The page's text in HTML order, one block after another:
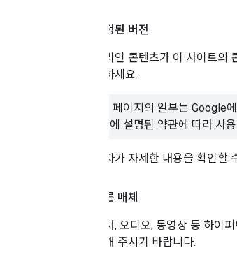
수정된 버전
온라인 콘텐츠가 이 사이트의
함하세요.
이 페이지의 일부는 Google
에 설명된 약관에 따라 사
독자가 자세한 내용을 확인
다른 매체
도서, 오디오, 동영상 등 하이
시해 주시기 바랍니다.